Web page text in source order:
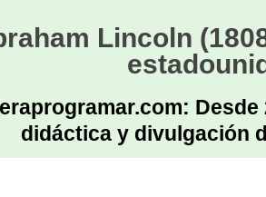
Lincoln
didáctica y divulgación